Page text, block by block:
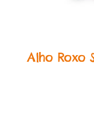
Alho Roxo